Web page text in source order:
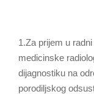
1.Za prijem u
medicinske
dijagnostiku na
porodiljskog